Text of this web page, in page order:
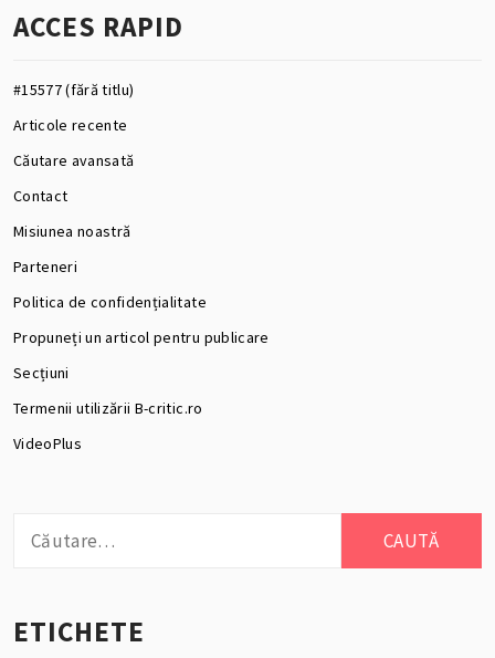
ACCES RAPID
#15577 (fără titlu)
Articole recente
Căutare avansată
Contact
Misiunea noastră
Parteneri
Politica de confidențialitate
Propuneți un articol pentru publicare
Secțiuni
Termenii utilizării B-critic.ro
VideoPlus
după:
ETICHETE